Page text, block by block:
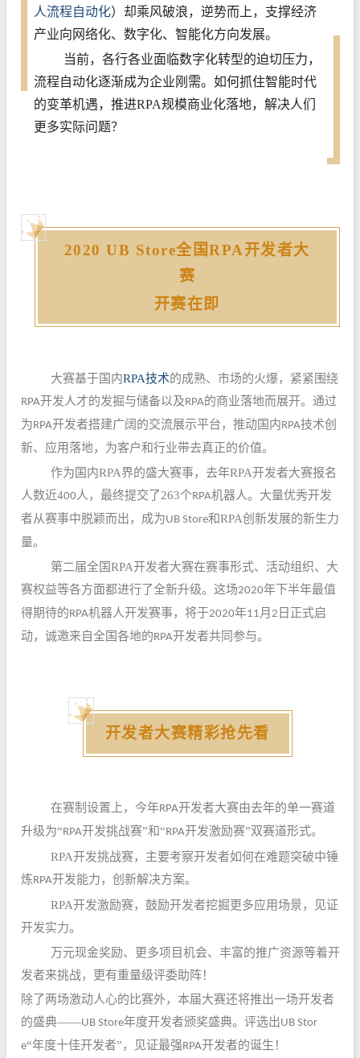
人流程自动化）却乘风破浪，逆势而上，支撑经济
产业向网络化、数字化、智能化方向发展。
当前，各行各业面临数字化转型的迫切压力，
流程自动化逐渐成为企业刚需。如何抓住智能时代
的变革机遇，推进RPA规模商业化落地，解决人们
更多实际问题？
2020 UB Store全国RPA开发者大
赛
开赛在即
大赛基于国内RPA技术的成熟、市场的火爆，紧紧围绕
RPA开发人才的发掘与储备以及RPA的商业落地而展开。通过
为RPA开发者搭建广阔的交流展示平台，推动国内RPA技术创
新、应用落地，为客户和行业带去真正的价值。
作为国内RPA界的盛大赛事， 去年RPA开发者大赛报名
人数近400人，最终提交了263个RPA机器人。 大量优秀开发
者从赛事中脱颖而出，成为UB Store和RPA创新发展的新生力
量。
第二届全国RPA开发者大赛在赛事形式、活动组织、大
赛权益等各方面都进行了全新升级。这场2020年下半年最值
得期待的RPA机器人开发赛事，将于2020年11 月 2 日正式启
动，诚邀来自全国各地的RPA开发者共同参与。
开发者大赛精彩抢先看
在赛制设置上，今年RPA开发者大赛由去年的单一赛道
升级为“RPA开发挑战赛”和“RPA开发激励赛”双赛道形式。
RPA开发挑战赛，主要考察开发者如何在难题突破中锤
炼RPA开发能力，创新解决方案。
RPA开发激励赛，鼓励开发者挖掘更多应用场景，见证
开发实力。
万元现金奖励、更多项目机会、丰富的推广资源等着开
发者来挑战，更有重量级评委助阵！
除了两场激动人心的比赛外，本届大赛还将推出一场开发者
的盛典——UB Store年度开发者颁奖盛典。评选出UB Stor
e“年度十佳开发者”，见证最强RPA开发者的诞生！